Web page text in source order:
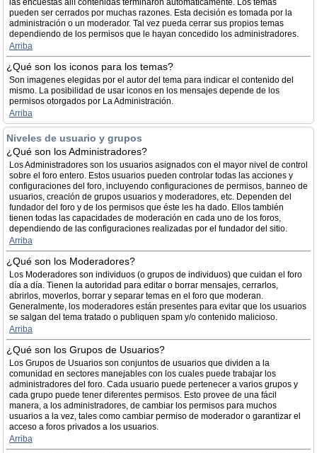
las encuestas allí contenidas terminaron automáticamente. Los temas
pueden ser cerrados por muchas razones. Esta decisión es tomada por la
administración o un moderador. Tal vez pueda cerrar sus propios temas
dependiendo de los permisos que le hayan concedido los administradores.
Arriba
¿Qué son los iconos para los temas?
Son imagenes elegidas por el autor del tema para indicar el contenido del
mismo. La posibilidad de usar iconos en los mensajes depende de los
permisos otorgados por La Administración.
Arriba
Niveles de usuario y grupos
¿Qué son los Administradores?
Los Administradores son los usuarios asignados con el mayor nivel de control
sobre el foro entero. Estos usuarios pueden controlar todas las acciones y
configuraciones del foro, incluyendo configuraciones de permisos, banneo de
usuarios, creación de grupos usuarios y moderadores, etc. Dependen del
fundador del foro y de los permisos que éste les ha dado. Ellos también
tienen todas las capacidades de moderación en cada uno de los foros,
dependiendo de las configuraciones realizadas por el fundador del sitio.
Arriba
¿Qué son los Moderadores?
Los Moderadores son individuos (o grupos de individuos) que cuidan el foro
día a día. Tienen la autoridad para editar o borrar mensajes, cerrarlos,
abrirlos, moverlos, borrar y separar temas en el foro que moderan.
Generalmente, los moderadores están presentes para evitar que los usuarios
se salgan del tema tratado o publiquen spam y/o contenido malicioso.
Arriba
¿Qué son los Grupos de Usuarios?
Los Grupos de Usuarios son conjuntos de usuarios que dividen a la
comunidad en sectores manejables con los cuales puede trabajar los
administradores del foro. Cada usuario puede pertenecer a varios grupos y
cada grupo puede tener diferentes permisos. Esto provee de una fácil
manera, a los administradores, de cambiar los permisos para muchos
usuarios a la vez, tales como cambiar permiso de moderador o garantizar el
acceso a foros privados a los usuarios.
Arriba